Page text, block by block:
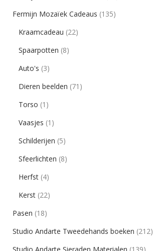
Fermijn Mozaïek Cadeaus (135)
Kraamcadeau (22)
Spaarpotten (8)
Auto's (3)
Dieren beelden (71)
Torso (1)
Vaasjes (1)
Schilderijen (5)
Sfeerlichten (8)
Herfst (4)
Kerst (22)
Pasen (18)
Studio Andarte Tweedehands boeken (212)